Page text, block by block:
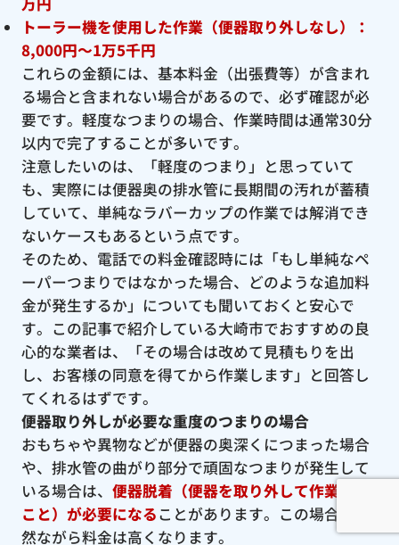
トーラー機を使用した作業（便器取り外しなし）：
8,000円〜1万5千円
これらの金額には、基本料金（出張費等）が含まれ
る場合と含まれない場合があるので、必ず確認が必
要です。軽度なつまりの場合、作業時間は通常30分
以内で完了することが多いです。
注意したいのは、「軽度のつまり」と思っていて
も、実際には便器奥の排水管に長期間の汚れが蓄積
していて、単純なラバーカップの作業では解消でき
ないケースもあるという点です。
そのため、電話での料金確認時には「もし単純なペ
ーパーつまりではなかった場合、どのような追加料
金が発生するか」についても聞いておくと安心で
す。この記事で紹介している大崎市でおすすめの良
心的な業者は、「その場合は改めて見積もりを出
し、お客様の同意を得てから作業します」と回答し
てくれるはずです。
便器取り外しが必要な重度のつまりの場合
おもちゃや異物などが便器の奥深くにつまった場合
や、排水管の曲がり部分で頑固なつまりが発生して
いる場合は、 便器脱着（便器を取り外して作業する
こと）が必要になることがあります。この場合、当
然ながら料金は高くなります。